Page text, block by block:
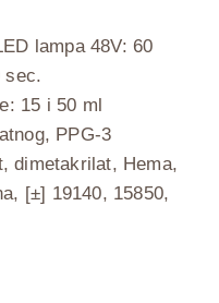
lampa 48V: 60
sec.
15 i 50 ml
PPG-3
dimetakrilat, Hema,
[±] 19140, 15850,